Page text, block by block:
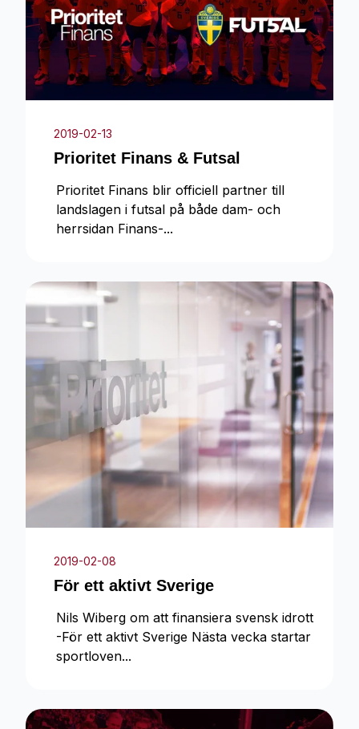
2019-02-13
Prioritet Finans & Futsal
Prioritet Finans blir officiell partner till
landslagen i futsal på både dam- och
herrsidan Finans-...
2019-02-08
För ett aktivt Sverige
Nils Wiberg om att finansiera svensk idrott
-För ett aktivt Sverige Nästa vecka startar
sportloven...